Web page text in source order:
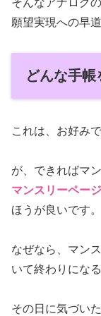
願望実現への早
どんな手帳
これは、お好み
が、できればマ
マンスリーペー
ほうが良いです。
なぜなら、マン
いて終わりになる
その日に気づい